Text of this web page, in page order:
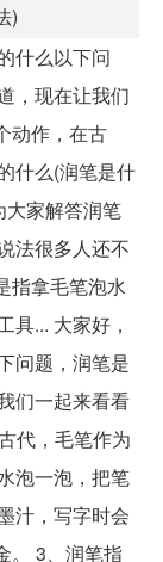
)
什么以下问
，现在让我们
动作，在古
什么(润笔是什
大家解答润笔
法很多人还不
指拿毛笔泡水
具... 大家好，
问题，润笔是
们一起来看看
代，毛笔作为
泡一泡，把笔
汁，写字时会
。 3、润笔指